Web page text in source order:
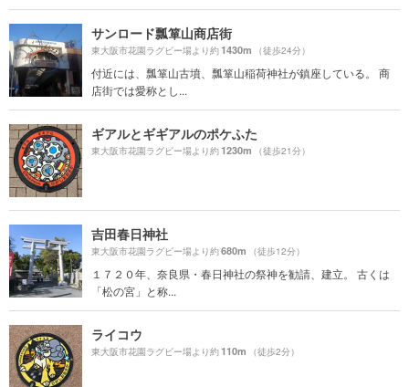
サンロード瓢箪山商店街
東大阪市花園ラグビー場より約1430m （徒歩24分）
付近には、瓢箪山古墳、瓢箪山稲荷神社が鎮座している。 商
店街では愛称とし...
ギアルとギギアルのポケふた
東大阪市花園ラグビー場より約1230m （徒歩21分）
吉田春日神社
東大阪市花園ラグビー場より約680m （徒歩12分）
１７２０年、奈良県・春日神社の祭神を勧請、建立。 古くは
「松の宮」と称...
ライコウ
東大阪市花園ラグビー場より約110m （徒歩2分）